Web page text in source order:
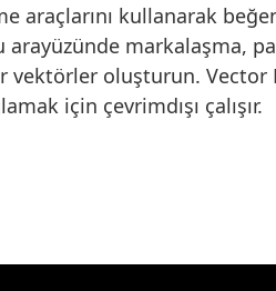
araçlarını kullanarak
arayüzünde markalaşma,
oluşturun. Vector
için çevrimdışı çalışır.